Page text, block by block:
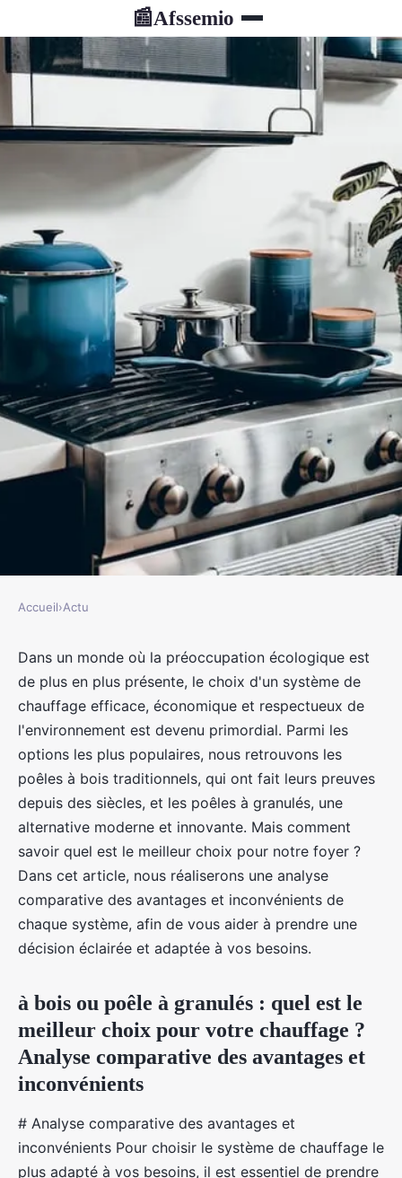
📰Afssemio
Poêle à bois vs Poêle à granulés :
Analyse comparative des
avantages et inconvénients
jacqueline•19 août 2023•3 min de lecture
Accueil›Actu
Dans un monde où la préoccupation écologique est
de plus en plus présente, le choix d'un système de
chauffage efficace, économique et respectueux de
l'environnement est devenu primordial. Parmi les
options les plus populaires, nous retrouvons les
poêles à bois traditionnels, qui ont fait leurs preuves
depuis des siècles, et les poêles à granulés, une
alternative moderne et innovante. Mais comment
savoir quel est le meilleur choix pour notre foyer ?
Dans cet article, nous réaliserons une analyse
comparative des avantages et inconvénients de
chaque système, afin de vous aider à prendre une
décision éclairée et adaptée à vos besoins.
à bois ou poêle à granulés : quel est le
meilleur choix pour votre chauffage ?
Analyse comparative des avantages et
inconvénients
# Analyse comparative des avantages et
inconvénients Pour choisir le système de chauffage le
plus adapté à vos besoins, il est essentiel de prendre